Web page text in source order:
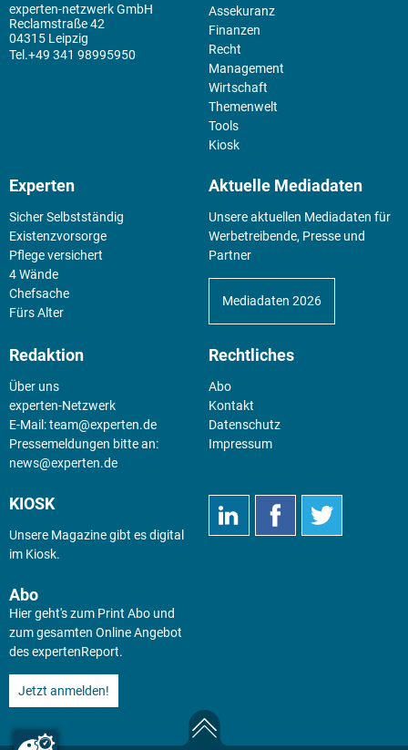
experten-netzwerk GmbH
Reclamstraße 42
04315 Leipzig
+49 341 98995950
Assekuranz
Finanzen
Recht
Management
Wirtschaft
Themenwelt
Tools
Kiosk
Experten
Sicher Selbstständig
Existenz­vorsorge
Pflege versichert
4 Wände
Chefsache
Fürs Alter
Aktuelle Mediadaten
Unsere aktuellen Mediadaten für
Werbetreibende, Presse und
Partner
Mediadaten 2026
Redaktion
Über uns
experten-Netzwerk
E-Mail:team@experten.de
Pressemeldungen bitte an:
news@experten.de
Rechtliches
Abo
Kontakt
Datenschutz
Impressum
KIOSK
Unsere Magazine gibt es digital
im Kiosk.
Abo
Hier geht's zum Print Abo und
zum gesamten Online Angebot
des expertenReport.
Jetzt anmelden!